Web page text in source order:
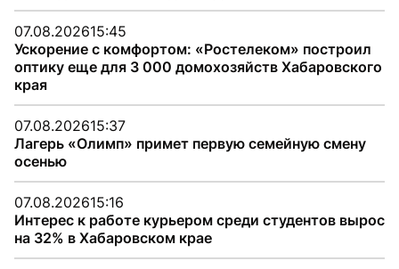
07.08.202615:45
Ускорение с комфортом: «Ростелеком» построил
оптику еще для 3 000 домохозяйств Хабаровского
края
07.08.202615:37
Лагерь «Олимп» примет первую семейную смену
осенью
07.08.202615:16
Интерес к работе курьером среди студентов вырос
на 32% в Хабаровском крае